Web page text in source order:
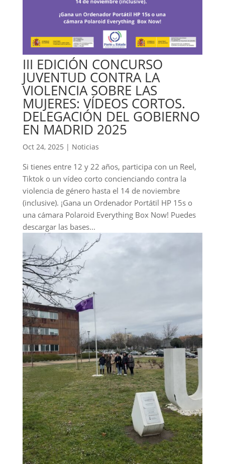
III EDICIÓN CONCURSO
JUVENTUD CONTRA LA
VIOLENCIA SOBRE LAS
MUJERES: VÍDEOS CORTOS.
DELEGACIÓN DEL GOBIERNO
EN MADRID 2025
Oct 24, 2025 | Noticias
Si tienes entre 12 y 22 años, participa con un Reel,
Tiktok o un vídeo corto concienciando contra la
violencia de género hasta el 14 de noviembre
(inclusive). ¡Gana un Ordenador Portátil HP 15s o
una cámara Polaroid Everything Box Now! Puedes
descargar las bases...